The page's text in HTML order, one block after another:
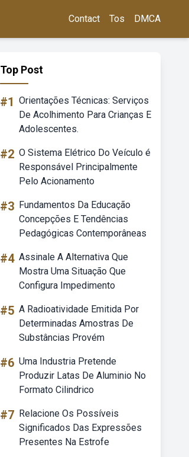
Contact Tos DMCA
Top Post
#1 Orientações Técnicas: Serviços
De Acolhimento Para Crianças E
Adolescentes.
#2 O Sistema Elétrico Do Veículo é
Responsável Principalmente
Pelo Acionamento
#3 Fundamentos Da Educação
Concepções E Tendências
Pedagógicas Contemporâneas
#4 Assinale A Alternativa Que
Mostra Uma Situação Que
Configura Impedimento
#5 A Radioatividade Emitida Por
Determinadas Amostras De
Substâncias Provém
#6 Uma Industria Pretende
Produzir Latas De Aluminio No
Formato Cilindrico
#7 Relacione Os Possíveis
Significados Das Expressões
Presentes Na Estrofe